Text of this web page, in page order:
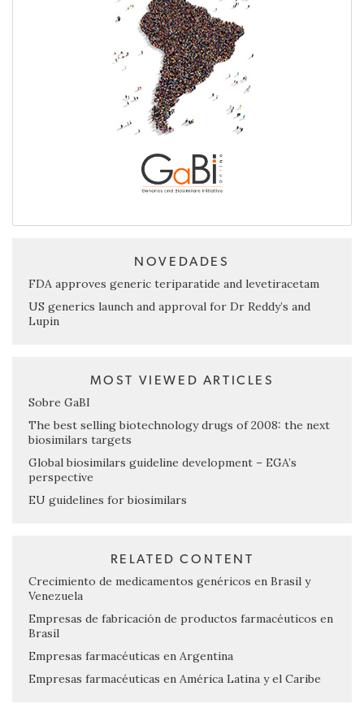
NOVEDADES
FDA approves generic teriparatide and levetiracetam
US generics launch and approval for Dr Reddy’s and
Lupin
MOST VIEWED ARTICLES
Sobre GaBI
The best selling biotechnology drugs of 2008: the next
biosimilars targets
Global biosimilars guideline development – EGA’s
perspective
EU guidelines for biosimilars
RELATED CONTENT
Crecimiento de medicamentos genéricos en Brasil y
Venezuela
Empresas de fabricación de productos farmacéuticos en
Brasil
Empresas farmacéuticas en Argentina
Empresas farmacéuticas en América Latina y el Caribe